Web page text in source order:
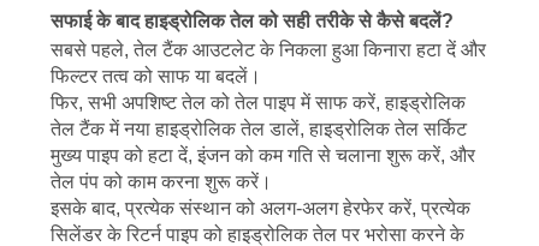
सफाई के बाद हाइड्रोलिक तेल को सही तरीके से कैसे बदलें?
सबसे पहले, तेल टैंक आउटलेट के निकला हुआ किनारा हटा दें और
फिल्टर तत्व को साफ या बदलें।
फिर, सभी अपशिष्ट तेल को तेल पाइप में साफ करें, हाइड्रोलिक
तेल टैंक में नया हाइड्रोलिक तेल डालें, हाइड्रोलिक तेल सर्किट
मुख्य पाइप को हटा दें, इंजन को कम गति से चलाना शुरू करें, और
तेल पंप को काम करना शुरू करें।
इसके बाद, प्रत्येक संस्थान को अलग-अलग हेरफेर करें, प्रत्येक
सिलेंडर के रिटर्न पाइप को हाइड्रोलिक तेल पर भरोसा करने के